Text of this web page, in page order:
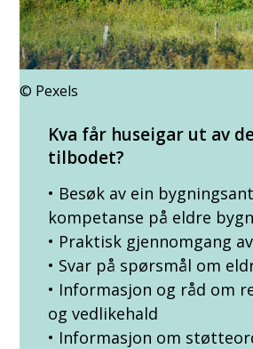
Pexels
Kva får huseigar ut av
tilbodet?
• Besøk av ein
kompetanse på eldre
• Praktisk gjennomgang
• Svar på spørsmål om
• Informasjon og råd om
og vedlikehald
• Informasjon om